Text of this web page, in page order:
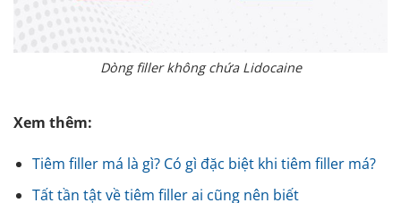
Dòng filler không chứa Lidocaine
Xem thêm:
Tiêm filler má là gì? Có gì đặc biệt khi tiêm filler má?
Tất tần tật về tiêm filler ai cũng nên biết